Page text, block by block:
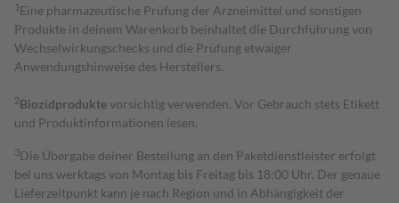
1 Eine pharmazeutische Prüfung der Arzneimittel und sonstigen
Produkte in deinem Warenkorb beinhaltet die Durchführung von
Wechselwirkungschecks und die Prüfung etwaiger
Anwendungshinweise des Herstellers.
2Biozidproduktevorsichtig verwenden. Vor Gebrauch stets Etikett
und Produktinformationen lesen.
3Die Übergabe deiner Bestellung an den Paketdienstleister erfolgt
bei uns werktags von Montag bis Freitag bis 18:00 Uhr. Der genaue
Lieferzeitpunkt kann je nach Region und in Abhängigkeit der